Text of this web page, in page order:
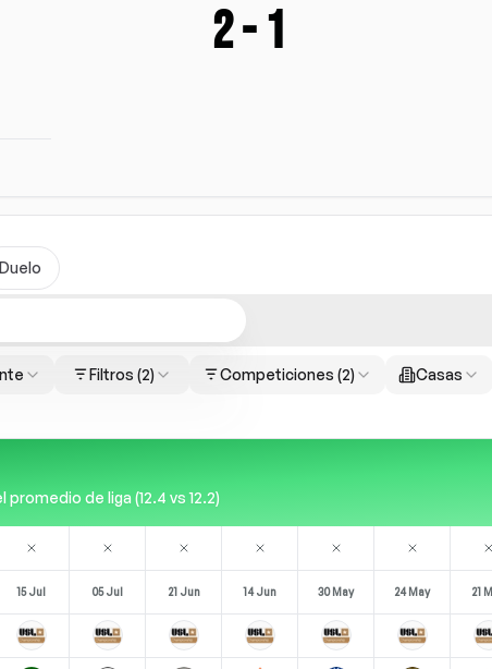
2- 1
Duelo
Filtros (2) Competiciones (2) Casas
de liga (12.4 vs 12.2)
15 Jul 05 Jul 21 Jun 14 Jun 30 May 24 May 21